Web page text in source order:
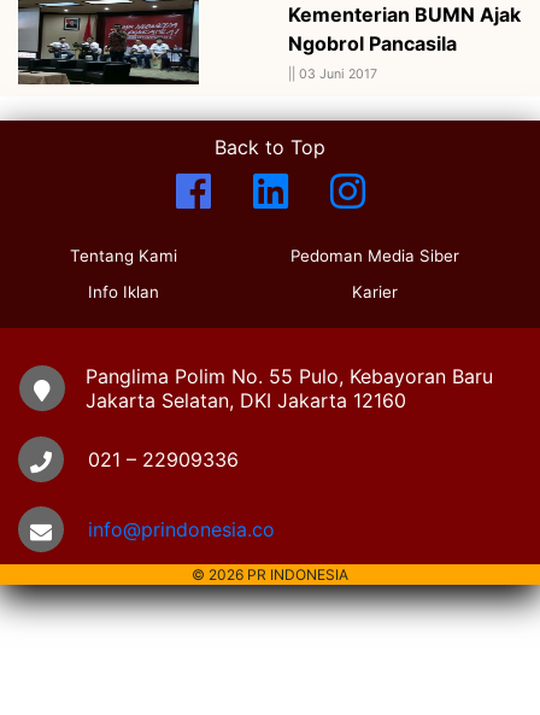
Kementerian BUMN Ajak
Ngobrol Pancasila
03 Juni 2017
Back to Top
Tentang Kami
Info Iklan
Pedoman Media Siber
Karier
Panglima Polim No. 55 Pulo, Kebayoran Baru
Jakarta Selatan, DKI Jakarta 12160
021 – 22909336
info@prindonesia.co
© 2026 PR INDONESIA